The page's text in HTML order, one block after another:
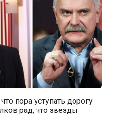
пора уступать дорогу
рад, что звезды